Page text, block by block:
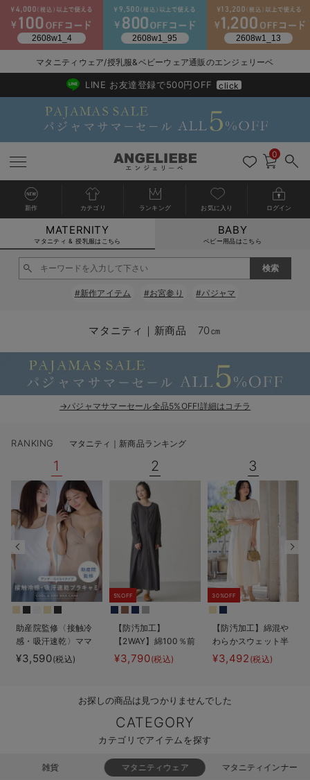
マタニティウェア全て
マタニティ ワンピース
マタニティ トップス
マタニティ アウター（コート）・ママコート
マタニティ 下着・インナー全て
授乳ブラ・マタニティブラ（マタニティインナー・産後用品）
マタニティ 授乳 キャミソール
産褥ショーツ
産後 ガードル インナー
マタニティ 腹巻き
授乳服全て
マタニティ フォーマル全て
マタニティ スーツ
マタニティ フォーマル パンツ・ボトムス
授乳用品全て
妊婦用 抱き枕・授乳クッション
マタニティレッグウェア全て
マタニティストッキング・タイツ
マタニティ ボディケア全て
アウトレット全て
【アウトレット】ワンピース
【アウトレット】パジャマ
【アウトレット】インナー
特集全て
コットン素材
Tシャツブラ
ブラトップ
親子セット
快適機能ウェア特集 トップス
快適機能ウェア特集 ボトムス
快適機能ウェア特集 パジャマ
erbaviva（エルバビーバ）
安心の日本製。先輩ママが買ってよかった！本当に必要な出産準備品
買って正解！高評価レビューアイテム
冬に可愛いニットがお得！
親子コーデ｜ママとベビーにおすすめ！
再入荷全て
再入荷｜インナー
戻る
送料無料アイテム全て
ワンピース
スカート
パジャマ
ベビー
戻る
ブラキャミ おまとめ
戻る
【37周年祭セール】
【37周年祭セール】
戻る
気温差別オススメア
【15℃】3月下旬～
戻る
動きやすく着回しで
戻る
強撚スムース(コスパ
戻る
マタニティウェア
【おまとめ割】パジ
戻る
こだわりの履き心地
カジュアル
オフィス
戻る
ジャケット派
きれいめ美脚パンツ派
ツィード派
セットアップ派
戻る
出産準備応援割全て
マタニティパジャマ
戻る
【オフィスカジュア
戻る
レギンスタイプ
戻る
【フォーマル】ワン
戻る
【ベビー】長袖
戻る
ハンカチ
短肌着
セット
戻る
快適ウェア10%OFF
快適ウェア10%OFF
戻る
春のマタニティワン
セットアップ・ レイ
ジャンパースカート/
ワーク・オフィス
フォーマル / オケー
あったかアイテム｜
戻る
Gift Selection 出産
〜3,000円（税込）
10,001円（税込）〜
女の子におススメの
定番ギフト
もらって嬉しいギフト
かわいくておもしろ
何枚あっても嬉しい
長く使えるアイテム
お部屋映えアイテム
戻る
冬の冷え対策インナ
薄くてあったか
保温&リカバリー
レギンス・タイツ
あったか度◎
裏起毛素材
戻る
入院準備の持ち物チ
入院してすぐ使うグ
戻る
冬のあったか特集全て
【冬のあったか特集
【冬のあったか特集
マタニティウェア/授乳服&ベビーウェア通販のエンジェリーベ
2026/NewArrival
送料495円(一部地域を除く) 7,700円以上で送料無料
LINE お友達登録で500円OFF click
0
新作 カテゴリ ランキング お気に入り ログイン
MATERNITY
マタニティ & 授乳服はこちら
BABY
ベビー用品はこちら
#新作アイテム #お宮参り #パジャマ
マタニティ｜新商品 70㎝
→パジャマサマーセール全品5%OFF!詳細はコチラ
RANKING マタニティ｜新商品ランキング
1
助産院監修〈接触冷
感・吸汗速乾〉ママ
とつくったふんわり
授乳ブラキャミ ア
¥3,590(税込)
2
5%OFF
【防汚加工】
【2WAY】綿100％前
開き長袖ネグリジ
ェ マタニティ・授
¥3,790(税込)
3
30%OFF
【防汚加工】綿混や
わらかスウェット半
袖フレアワンピー
ス マタニティ・産
¥3,492 (税込)
お探しの商品は見つかりませんでした
CATEGORY
カテゴリでアイテムを探す
雑貨 マタニティウェア マタニティインナー
カートに入れる
閉じる